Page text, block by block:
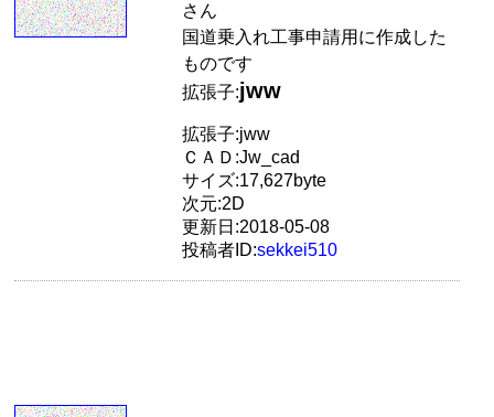
さん
国道乗入れ工事申請用に作成した
ものです
拡張子:jww
拡張子:jww
ＣＡＤ:Jw_cad
サイズ:17,627byte
次元:2D
更新日:2018-05-08
投稿者ID:sekkei510